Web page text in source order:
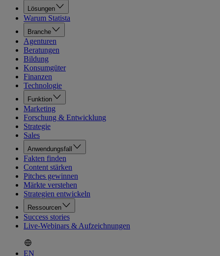
Lösungen
Warum Statista
Branche
Agenturen
Beratungen
Bildung
Konsumgüter
Finanzen
Technologie
Funktion
Marketing
Forschung & Entwicklung
Strategie
Sales
Anwendungsfall
Fakten finden
Content stärken
Pitches gewinnen
Märkte verstehen
Strategien entwickeln
Ressourcen
Success stories
Live-Webinars & Aufzeichnungen
EN